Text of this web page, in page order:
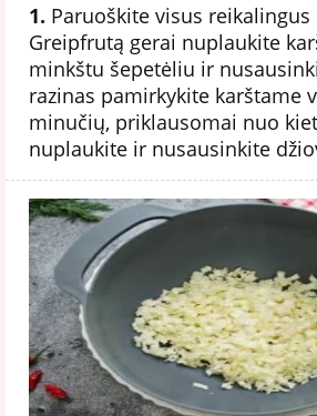
1. Paruoškite visus
Greipfrutą gerai nuplaukite
minkštu šepetėliu ir
razinas pamirkykite karštame
minučių, priklausomai nuo
nuplaukite ir nusausinkite